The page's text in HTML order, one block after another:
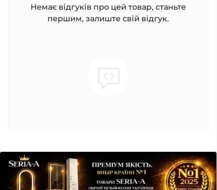
Немає відгуків про цей товар, станьте
першим, залиште свій відгук.